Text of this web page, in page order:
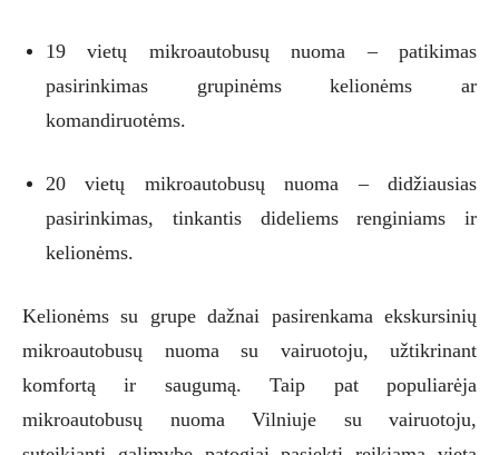
19 vietų mikroautobusų nuoma – patikimas
pasirinkimas grupinėms kelionėms ar
komandiruotėms.
20 vietų mikroautobusų nuoma – didžiausias
pasirinkimas, tinkantis dideliems renginiams ir
kelionėms.
Kelionėms su grupe dažnai pasirenkama ekskursinių
mikroautobusų nuoma su vairuotoju, užtikrinant
komfortą ir saugumą. Taip pat populiarėja
mikroautobusų nuoma Vilniuje su vairuotoju,